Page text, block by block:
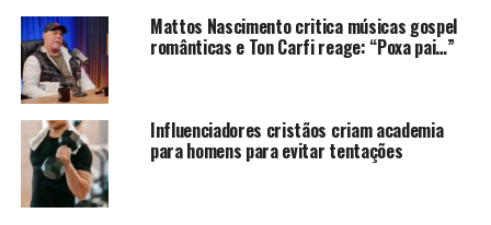
Mattos Nascimento critica músicas gospel
românticas e Ton Carfi reage: “Poxa pai…”
Influenciadores cristãos criam academia
para homens para evitar tentações